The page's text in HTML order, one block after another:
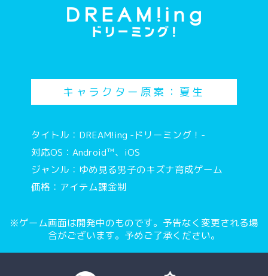
キャラクター原案：夏生
タイトル：DREAM!ing -ドリーミング！-
対応OS：Android™、iOS
ジャンル：ゆめ見る男子のキズナ育成ゲーム
価格：アイテム課金制
※ゲーム画面は開発中のものです。予告なく変更される場
合がございます。予めご了承ください。